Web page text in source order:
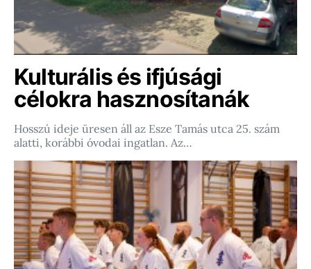
Kulturális és ifjúsági
célokra hasznosítanák
Hosszú ideje üresen áll az Esze Tamás utca 25. szám
alatti, korábbi óvodai ingatlan. Az…